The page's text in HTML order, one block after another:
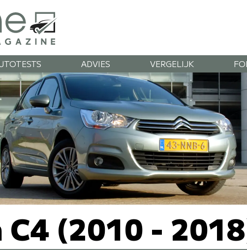
ADVIES VERGELIJK
(2010 -